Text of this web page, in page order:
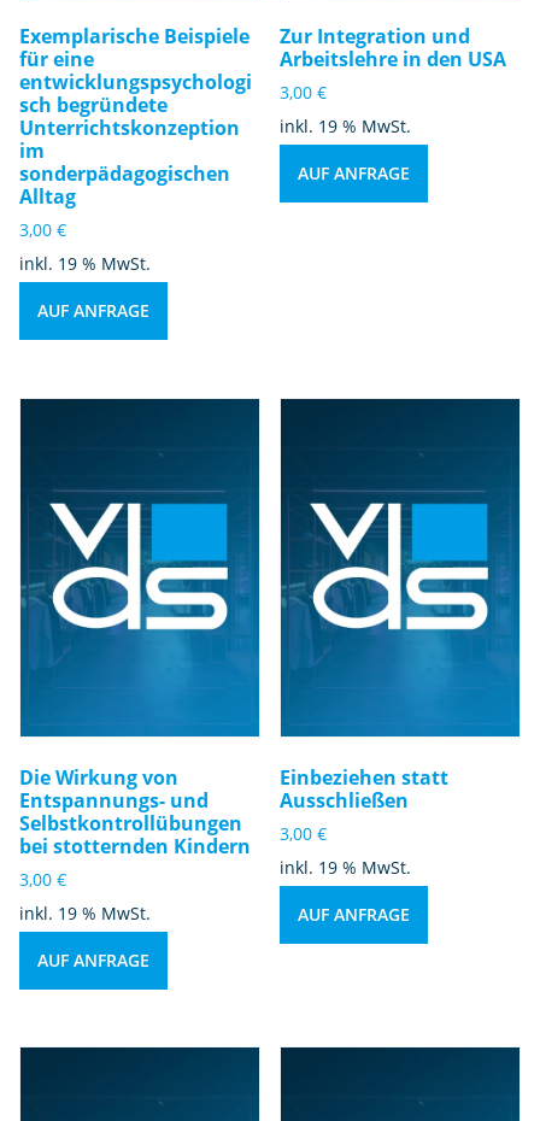
Exemplarische Beispiele
für eine
entwicklungspsychologi
sch begründete
Unterrichtskonzeption
im
sonderpädagogischen
Alltag
3,00 €
inkl. 19 % MwSt.
AUF ANFRAGE
Zur Integration und
Arbeitslehre in den USA
3,00€
inkl. 19 % MwSt.
AUF ANFRAGE
Die Wirkung von
Entspannungs- und
Selbstkontrollübungen
bei stotternden Kindern
3,00 €
inkl. 19 % MwSt.
AUF ANFRAGE
Einbeziehen statt
Ausschließen
3,00€
inkl. 19 % MwSt.
AUF ANFRAGE